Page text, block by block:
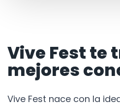
Vive Fest te
mejores
Vive Fest nace con la